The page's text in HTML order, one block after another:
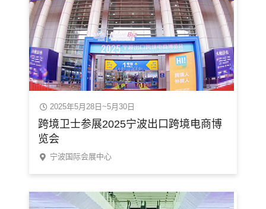
2025年5月28日~5月30日
跨境卫士参展2025宁波出口跨境电商博
览会
宁波国际会展中心